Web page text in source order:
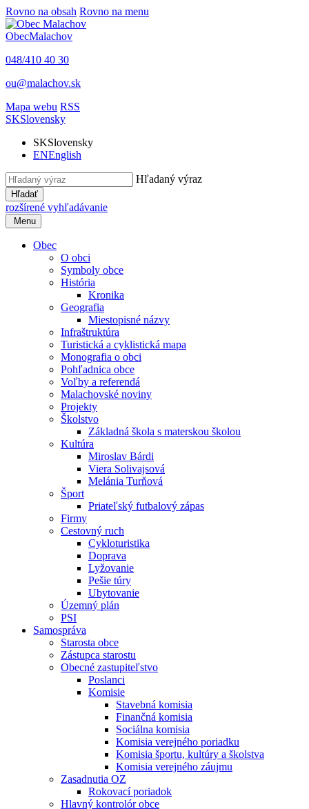
Rovno na obsah Rovno na menu
ObecMalachov
048/410 40 30
ou@malachov.sk
Mapa webu RSS
SKSlovensky
SKSlovensky
ENEnglish
Hľadaný výraz
Hľadať
rozšírené vyhľadávanie
Menu
Obec
O obci
Symboly obce
História
Kronika
Geografia
Miestopisné názvy
Infraštruktúra
Turistická a cyklistická mapa
Monografia o obci
Pohľadnica obce
Voľby a referendá
Malachovské noviny
Projekty
Školstvo
Základná škola s materskou školou
Kultúra
Miroslav Bárdi
Viera Solivajsová
Melánia Turňová
Šport
Priateľský futbalový zápas
Firmy
Cestovný ruch
Cykloturistika
Doprava
Lyžovanie
Pešie túry
Ubytovanie
Územný plán
PSI
Samospráva
Starosta obce
Zástupca starostu
Obecné zastupiteľstvo
Poslanci
Komisie
Stavebná komisia
Finančná komisia
Sociálna komisia
Komisia verejného poriadku
Komisia športu, kultúry a školstva
Komisia verejného záujmu
Zasadnutia OZ
Rokovací poriadok
Hlavný kontrolór obce